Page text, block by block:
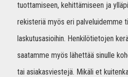
tuottamiseen, kehittämiseen ja
rekisteriä myös eri palveluidemme
laskutusasioihin. Henkilötietojen
saatamme myös lähettää sinulle
tai asiakasviestejä. Mikäli et